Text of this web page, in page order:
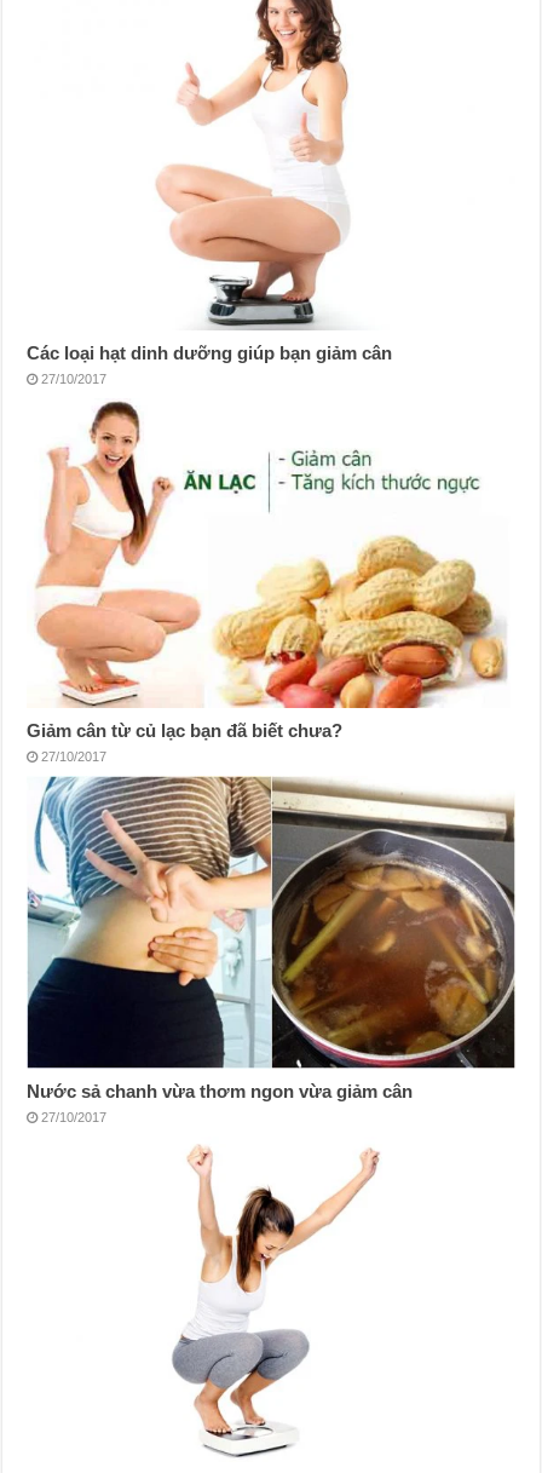
Các loại hạt dinh dưỡng giúp bạn giảm cân
27/10/2017
Giảm cân từ củ lạc bạn đã biết chưa?
27/10/2017
Nước sả chanh vừa thơm ngon vừa giảm cân
27/10/2017